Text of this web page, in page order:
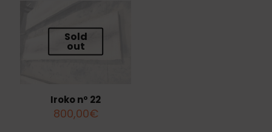
Sold
out
Iroko nº 22
800,00€